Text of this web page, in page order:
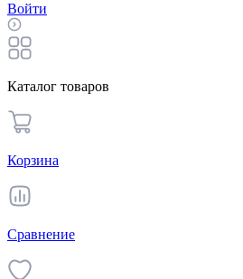
Войти
Каталог товаров
Корзина
Сравнение